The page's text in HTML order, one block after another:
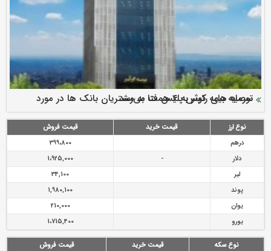
ارزش سهام عدالت بالا رفت
سرمایه بیمه کوثر به ۴ همت می‌رسد
نود ثانیه با فولاد سنگان
تقدیر دبیرکل سندیکای بیمه گران ایران از اقدامات مدیرعامل بیمه
رازی
توصیه های رئیس پلیس فتا به مشتریان بانک ها در مورد
پیشگیری از سرقت های مجازی
نوع ارز قیمت خرید
قیمت فروش
درهم
399،800
دلار
-
1،925,000
لیر
34,100
پوند
1,980,100
یوان
210,000
یورو
1،715,400
نوع سکه قیمت خرید
قیمت فروش